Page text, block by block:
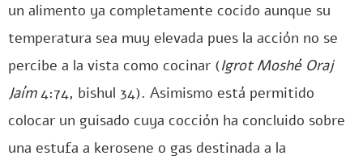
un alimento ya completamente cocido aunque su
temperatura sea muy elevada pues la acción no se
percibe a la vista como cocinar (Igrot Moshé Oraj
Jaím4:74, bishul 34). Asimismo está permitido
colocar un guisado cuya cocción ha concluido sobre
una estufa a kerosene o gas destinada a la